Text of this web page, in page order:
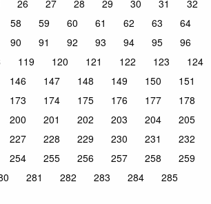
26 27 28 29 30 31
32
58 59 60 61 62 63
64
90 91 92 93 94 95
96
119 120 121 122 123
124
146 147 148 149 150
151
173 174 175 176 177
178
200 201 202 203 204
205
227 228 229 230 231
232
254 255 256 257 258
259
281 282 283 284
285